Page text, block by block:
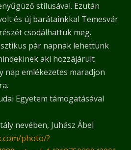
stílusával. Ezután
és új barátainkkal Temesvár
csodálhattuk meg.
pár napnak lehettünk
aki hozzájárult
nap emlékezetes maradjon
Egyetem támogatásával
nevében, Juhász Ábel
photo/?